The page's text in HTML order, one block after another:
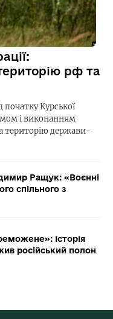
рф та
початку Курської
і виконанням
територію держави-
Ращук: «Воєнні
спільного з
історія
російський полон